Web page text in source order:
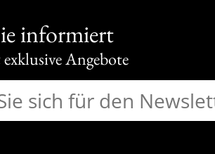
informiert
Angebote